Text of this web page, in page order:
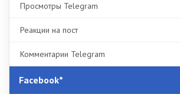
Просмотры Telegram
Реакции на пост
Комментарии Telegram
Facebook*